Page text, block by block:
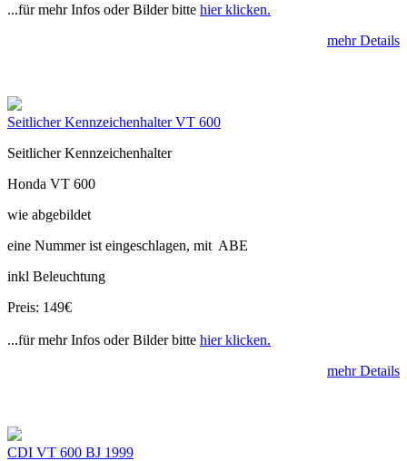
...für mehr Infos oder Bilder bitte hier klicken.
mehr Details
Seitlicher Kennzeichenhalter VT 600
Seitlicher Kennzeichenhalter
Honda VT 600
wie abgebildet
eine Nummer ist eingeschlagen, mit ABE
inkl Beleuchtung
Preis: 149€
...für mehr Infos oder Bilder bitte hier klicken.
mehr Details
CDI VT 600 BJ 1999